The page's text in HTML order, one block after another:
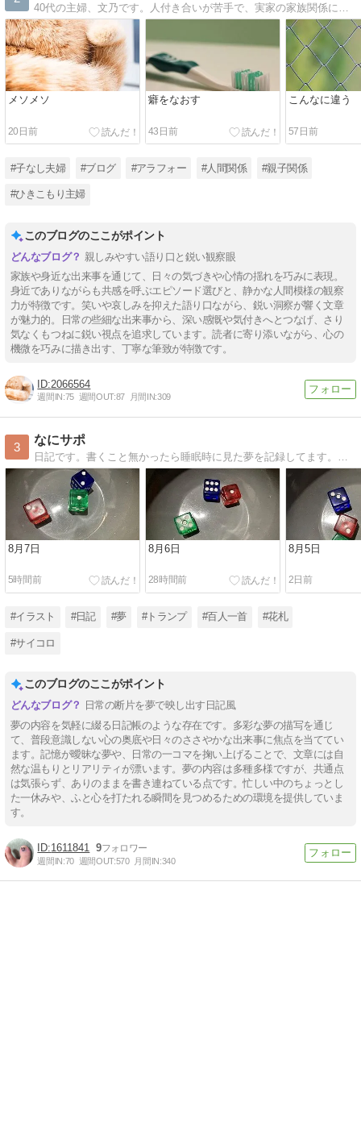
40代の主婦、文乃です。人付き合いが苦手で、実家の家族関係に悩む、子なしひきこもり主婦です。
メソメソ
20日前
癖をなおす
43日前
こんなに違う
57日前
#子なし夫婦 #ブログ #アラフォー #人間関係 #親子関係
#ひきこもり主婦
このブログのここがポイント
親しみやすい語り口と鋭い観察眼
家族や身近な出来事を通じて、日々の気づきや心情の揺れを巧みに表現。
身近でありながらも共感を呼ぶエピソード選びと、静かな人間模様の観察
力が特徴です。笑いや哀しみを抑えた語り口ながら、鋭い洞察が響く文章
が魅力的。日常の些細な出来事から、深い感慨や気付きへとつなげ、さり
気なくもつねに鋭い視点を追求しています。読者に寄り添いながら、心の
機微を巧みに描き出す、丁寧な筆致が特徴です。
2066564
週間IN:75 週間OUT:87 月間IN:309
3
なにサポ
8月7日
5時間前
8月6日
28時間前
8月5日
2日前
#イラスト #日記 #夢 #トランプ #百人一首 #花札
#サイコロ
このブログのここがポイント
日常の断片を夢で映し出す日記風
夢の内容を気軽に綴る日記帳のような存在です。多彩な夢の描写を通じ
て、普段意識しない心の奥底や日々のささやかな出来事に焦点を当ててい
ます。記憶が曖昧な夢や、日常の一コマを掬い上げることで、文章には自
然な温もりとリアリティが漂います。夢の内容は多種多様ですが、共通点
は気張らず、ありのままを書き連ねている点です。忙しい中のちょっとし
た一休みや、ふと心を打たれる瞬間を見つめるための環境を提供していま
す。
1611841 9
週間IN:70 週間OUT:570 月間IN:340